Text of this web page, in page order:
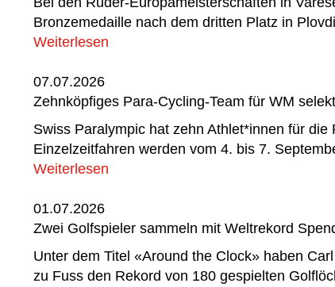
Bronzemedaille nach dem dritten Platz in
Weiterlesen
07.07.2026
Zehnköpfiges Para-Cycling-Team für WM
Swiss Paralympic hat zehn Athlet*innen für
Einzelzeitfahren werden vom 4. bis 7.
Weiterlesen
01.07.2026
Zwei Golfspieler sammeln mit Weltrekord
Unter dem Titel «Around the Clock» haben
zu Fuss den Rekord von 180 gespielten